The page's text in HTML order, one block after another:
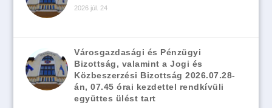
2026 júl. 24
Városgazdasági és Pénzügyi
Bizottság, valamint a Jogi és
Közbeszerzési Bizottság 2026.07.28-
án, 07.45 órai kezdettel rendkívüli
együttes ülést tart